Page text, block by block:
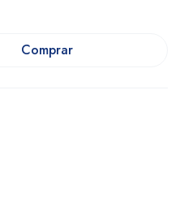
Comprar